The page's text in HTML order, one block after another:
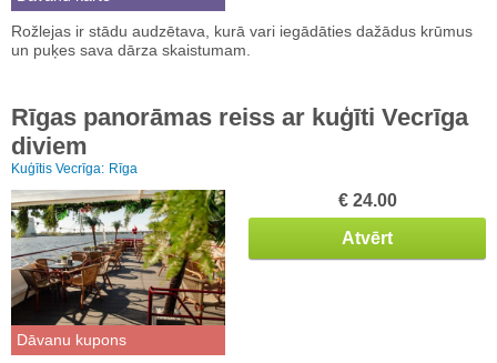
Rožlejas ir stādu audzētava, kurā vari iegādāties dažādus krūmus
un puķes sava dārza skaistumam.
Rīgas panorāmas reiss ar kuģīti Vecrīga
diviem
Kuģītis Vecrīga: Rīga
Dāvanu kupons
€ 24.00
Atvērt